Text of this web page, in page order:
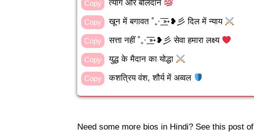
Copy त्याग और बलिदान
Copy खून में बगावत ˚₊· ͟͟͞͞➳❥彡 दिल में न्याय
Copy सत्ता नहीं ˚₊· ͟͟͞͞➳❥彡 सेवा हमारा लक्ष्य
Copy युद्ध के मैदान का योद्धा
Copy कशत्रिय वंश, शौर्य में अव्वल
Need some more bios in Hindi? See this post of